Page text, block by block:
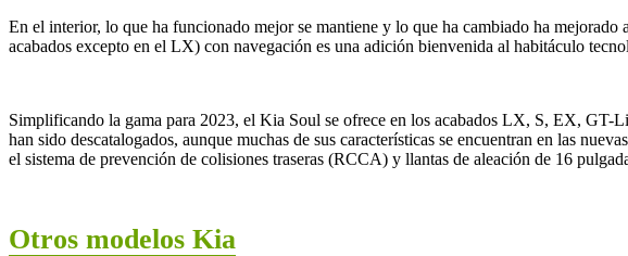
En el interior, lo que ha funcionado mejor se mantiene y lo que ha cambiado ha
acabados excepto en el LX) con navegación es una adición bienvenida al habitáculo
Simplificando la gama para 2023, el Kia Soul se ofrece en los acabados LX, S, EX,
han sido descatalogados, aunque muchas de sus características se encuentran en las
el sistema de prevención de colisiones traseras (RCCA) y llantas de aleación de 16
Otros modelos Kia